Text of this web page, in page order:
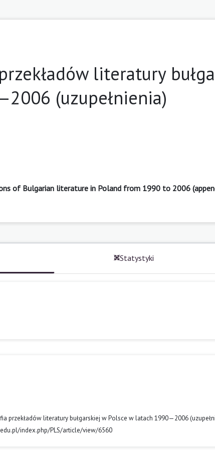
literatury
(uzupełnienia)
of Bulgarian literature in Poland from 1990 to 2006
Statystyki
przekładów literatury bułgarskiej w Polsce w latach 1990—2006
index.php/PLS/article/view/6560